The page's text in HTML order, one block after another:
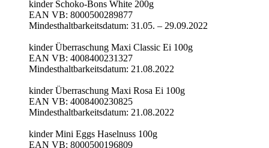
kinder Schoko-Bons White 200g
EAN VB: 8000500289877
Mindesthaltbarkeitsdatum: 31.05. – 29.09.2022
kinder Überraschung Maxi Classic Ei 100g
EAN VB: 4008400231327
Mindesthaltbarkeitsdatum: 21.08.2022
kinder Überraschung Maxi Rosa Ei 100g
EAN VB: 4008400230825
Mindesthaltbarkeitsdatum: 21.08.2022
kinder Mini Eggs Haselnuss 100g
EAN VB: 8000500196809